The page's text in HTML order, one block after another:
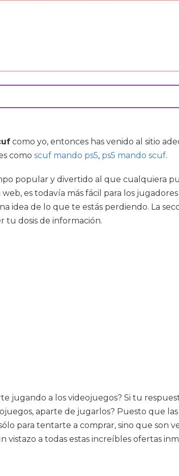
como yo, entonces has venido al sitio
como scuf mando ps5, ps5 mando scuf.
popular y divertido al que cualquiera
es todavía más fácil para los
idea de lo que te estás perdiendo. La
tu dosis de información.
jugando a los videojuegos? Si tu
aparte de jugarlos? Puesto que
para tentarte a comprar, sino que
vistazo a todas estas increíbles ofertas